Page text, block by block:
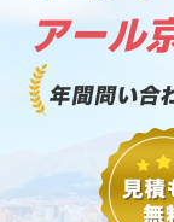
アール